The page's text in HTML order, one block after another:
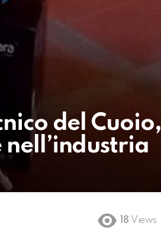
del Cuoio,
18 Views